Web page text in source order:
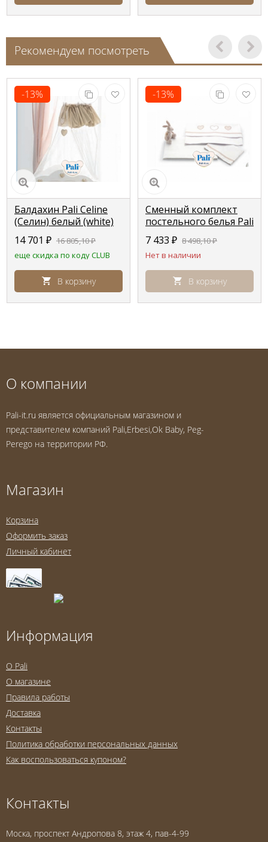
Рекомендуем посмотреть
-13%
Балдахин Pali Celine
(Селин) белый (white)
14 701 ₽ 16 805,10₽
еще скидка по коду CLUB
В корзину
-13%
Сменный комплект
постельного белья Pali
Celine (Селин) белый
(white)
7 433 ₽ 8 498,10₽
Нет в наличии
В корзину
О компании
Pali-it.ru является официальным магазином и
представителем компаний Pali,Erbesi,Ok Baby, Peg-
Perego на территории РФ.
Магазин
Корзина
Оформить заказ
Личный кабинет
Информация
O Pali
О магазине
Правила работы
Доставка
Контакты
Политика обработки персональных данных
Как воспользоваться купоном?
Контакты
Моска, проспект Андропова 8, этаж 4, пав-4-99